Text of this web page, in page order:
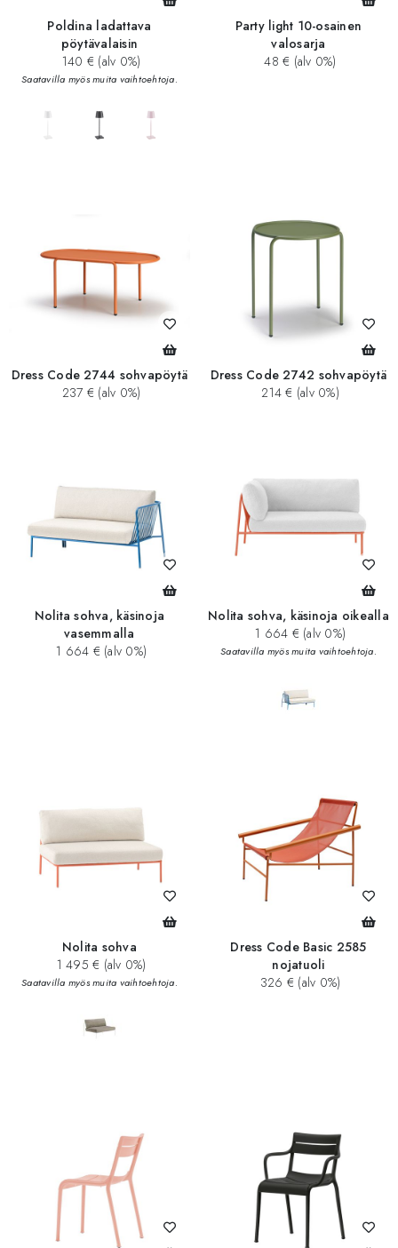
Poldina ladattava
pöytävalaisin
140 € (alv 0%)
Saatavilla myös muita vaihtoehtoja.
Party light 10-osainen
valosarja
48 € (alv 0%)
Dress Code 2744 sohvapöytä
237 € (alv 0%)
Dress Code 2742 sohvapöytä
214 € (alv 0%)
Nolita sohva, käsinoja
vasemmalla
1 664 € (alv 0%)
Nolita sohva, käsinoja oikealla
1 664 € (alv 0%)
Saatavilla myös muita vaihtoehtoja.
Nolita sohva
1 495 € (alv 0%)
Saatavilla myös muita vaihtoehtoja.
Dress Code Basic 2585
nojatuoli
326 € (alv 0%)